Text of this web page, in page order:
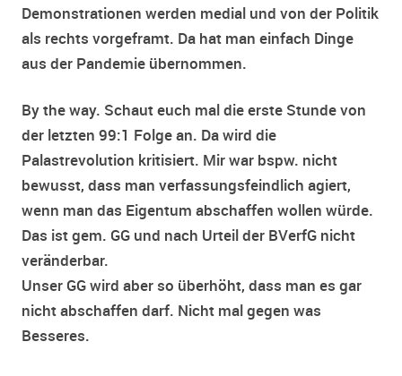
Demonstrationen werden medial und von der Politik
als rechts vorgeframt. Da hat man einfach Dinge
aus der Pandemie übernommen.
By the way. Schaut euch mal die erste Stunde von
der letzten 99:1 Folge an. Da wird die
Palastrevolution kritisiert. Mir war bspw. nicht
bewusst, dass man verfassungsfeindlich agiert,
wenn man das Eigentum abschaffen wollen würde.
Das ist gem. GG und nach Urteil der BVerfG nicht
veränderbar.
Unser GG wird aber so überhöht, dass man es gar
nicht abschaffen darf. Nicht mal gegen was
Besseres.